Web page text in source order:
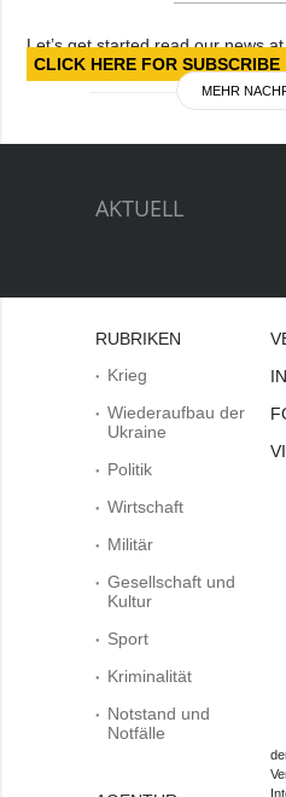
Let’s get started read our news
CLICK HERE FOR SUBSCRIBE
MEHR
AKTUELL
RUBRIKEN
Krieg
Wiederaufbau der
Ukraine
Politik
Wirtschaft
Militär
Gesellschaft und
Kultur
Sport
Kriminalität
Notstand und
Notfälle